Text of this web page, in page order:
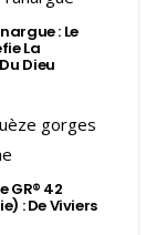
: Le
La
Dieu
GR® 42
: De Viviers